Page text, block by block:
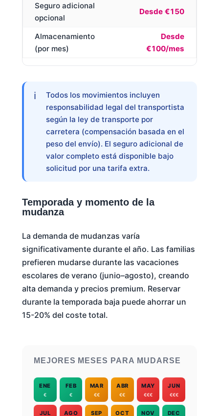
Seguro adicional
opcional
Desde €150
Almacenamiento
(por mes)
Desde
€100/mes
Todos los movimientos incluyen
responsabilidad legal del transportista
según la ley de transporte por
carretera (compensación basada en el
peso del envío). El seguro adicional de
valor completo está disponible bajo
solicitud por una tarifa extra.
Temporada y momento de la
mudanza
La demanda de mudanzas varía
significativamente durante el año. Las familias
prefieren mudarse durante las vacaciones
escolares de verano (junio–agosto), creando
alta demanda y precios premium. Reservar
durante la temporada baja puede ahorrar un
15-20% del coste total.
MEJORES MESES PARA MUDARSE
ENE
€
FEB
€
MAR
€€
ABR
€€
MAY
€€€
JUN
€€€
JUL AGO SEP OCT NOV DEC